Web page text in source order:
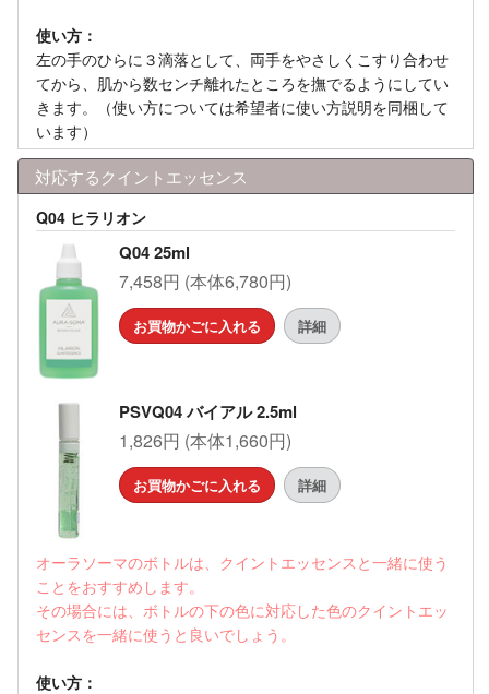
使い方：
左の手のひらに３滴落として、両手をやさしくこすり合わせ
てから、肌から数センチ離れたところを撫でるようにしてい
きます。（使い方については希望者に使い方説明を同梱して
います）
対応するクイントエッセンス
Q04 ヒラリオン
Q04 25ml
7,458円 (本体6,780円)
お買物かごに入れる 詳細
PSVQ04 バイアル 2.5ml
1,826円 (本体1,660円)
お買物かごに入れる 詳細
オーラソーマのボトルは、クイントエッセンスと一緒に使う
ことをおすすめします。
その場合には、ボトルの下の色に対応した色のクイントエッ
センスを一緒に使うと良いでしょう。
使い方：